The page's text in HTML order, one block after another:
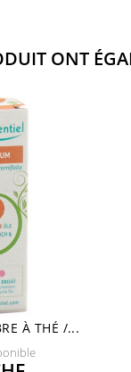
ONT
À THÉ /...